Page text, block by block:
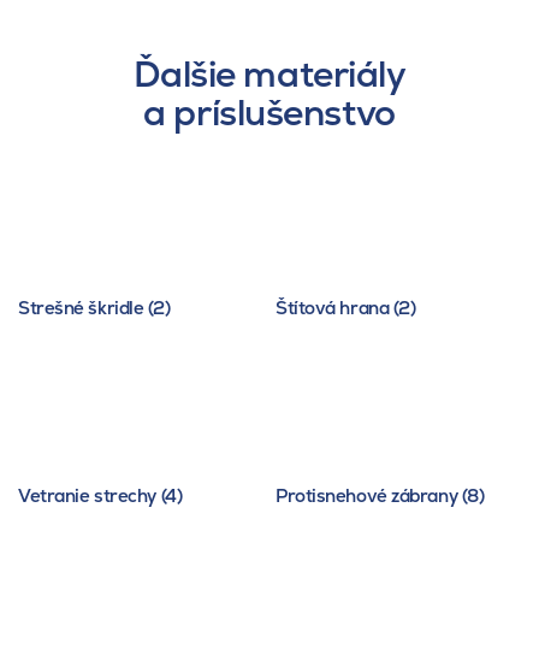
Ďalšie materiály
a príslušenstvo
Strešné škridle (2) Štítová hrana (2)
Vetranie strechy (4) Protisnehové zábrany (8)